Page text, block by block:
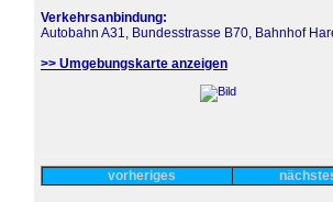
Verkehrsanbindung:
Autobahn A31, Bundesstrasse B70, Bahnhof
>> Umgebungskarte anzeigen
vorheriges